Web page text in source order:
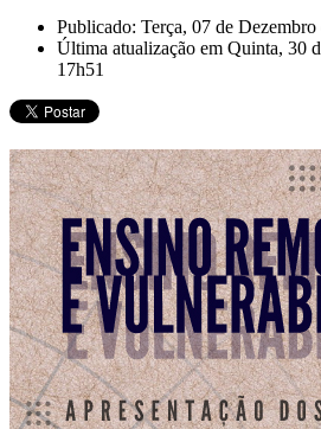
Publicado: Terça, 07 de
Última atualização em Quinta, 30
17h51